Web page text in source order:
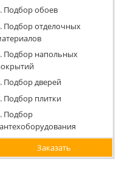
Подбор обоев
Подбор отделочных
Подбор напольных
Подбор дверей
Подбор плитки
Подбор
Заказать